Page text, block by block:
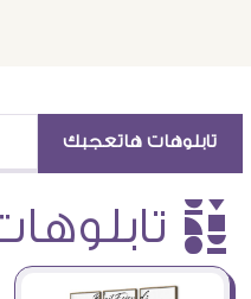
تابلوهات هاتعجبك
è تابلوهات